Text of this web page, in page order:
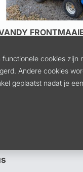
VANDYFRONT
op aanvraag
cookies zijn
Andere cookies
geplaatst nadat je